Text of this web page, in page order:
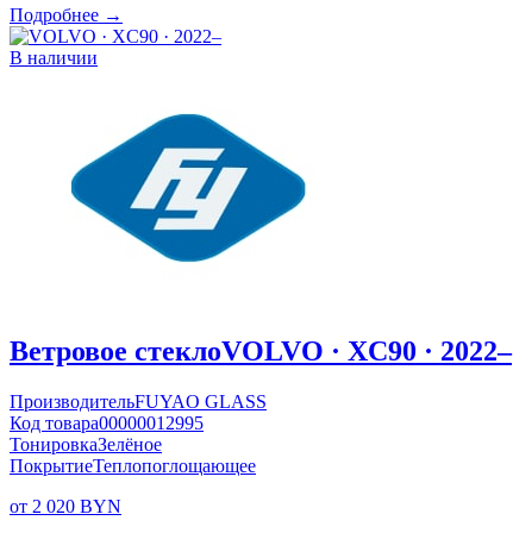
Подробнее →
В наличии
Ветровое стеклоVOLVO · XC90 · 2022–
ПроизводительFUYAO GLASS
Код товара00000012995
ТонировкаЗелёное
ПокрытиеТеплопоглощающее
от 2 020 BYN